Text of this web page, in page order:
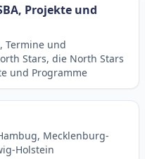
Projekte und
Termine und
Stars, die North Stars
und Programme
Mecklenburg-
Holstein